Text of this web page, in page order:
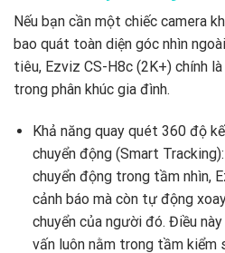
Nếu bạn cần một chiếc camera
bao quát toàn diện góc nhìn
tiêu, Ezviz CS-H8c (2K+) chính
trong phân khúc gia đình.
Khả năng quay quét 360 độ
chuyển động (Smart Tracking):
chuyển động trong tầm nhìn,
cảnh báo mà còn tự động
chuyển của người đó. Điều
vấn luôn nằm trong tầm kiểm